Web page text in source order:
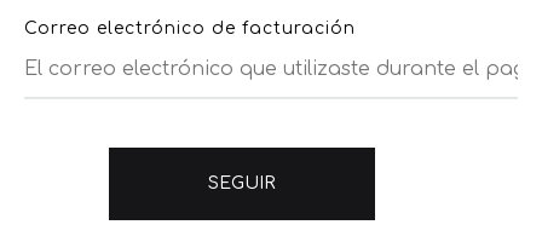
Correo electrónico de facturación
SEGUIR